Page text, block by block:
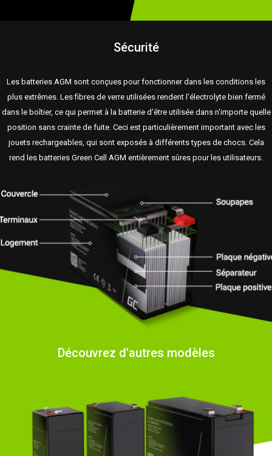
Sécurité
Les batteries AGM sont conçues pour fonctionner dans les conditions les
plus extrêmes. Les fibres de verre utilisées rendent l'électrolyte bien fermé
dans le boîtier, ce qui permet à la batterie d'être utilisée dans n'importe quelle
position sans crainte de fuite. Ceci est particulièrement important avec les
jouets rechargeables, qui sont exposés à différents types de chocs. Cela
rend les batteries Green Cell AGM entièrement sûres pour les utilisateurs.
Découvrez d'autres modèles